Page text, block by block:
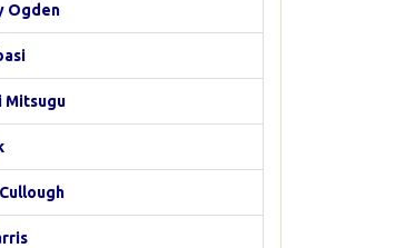
Ogden
Mitsugu